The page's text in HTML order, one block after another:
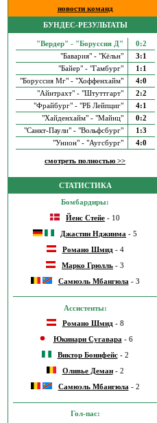
новости команд
БУНДЕС-РЕЗУЛЬТАТЫ
"Вердер" - "Боруссия Д"
0:2
"Бавария" - "Кёльн"
3:1
"Байер" - "Гамбург"
1:1
"Боруссия Мг" - "Хоффенхайм"
4:0
"Айнтрахт" - "Штуттгарт"
2:2
"Фрайбург" - "РБ Лейпциг"
4:1
"Хайденхайм" - "Майнц"
0:2
"Санкт-Паули" - "Вольфсбург"
1:3
"Унион" - "Аугсбург"
4:0
смотреть полностью >>
СТАТИСТИКА
Бомбардиры:
Йенс Стейе - 10
Джастин Нджинма - 5
Романо Шмид- 4
Марко Грюлль - 3
Самюэль Мбангюла - 3
Ассистенты:
Романо Шмид- 8
Юкинари Сугавара- 6
Виктор Бонифейс- 2
Оливье Деман- 2
Самюэль Мбангюла- 2
Гол-пас: